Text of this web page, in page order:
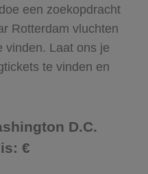
een zoekopdracht
Rotterdam vluchten
vinden. Laat ons je
te vinden en
D.C.
€